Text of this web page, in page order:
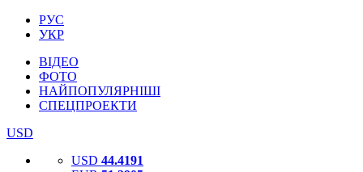
РУС
УКР
ВІДЕО
ФОТО
НАЙПОПУЛЯРНІШІ
СПЕЦПРОЕКТИ
USD
USD 44.4191